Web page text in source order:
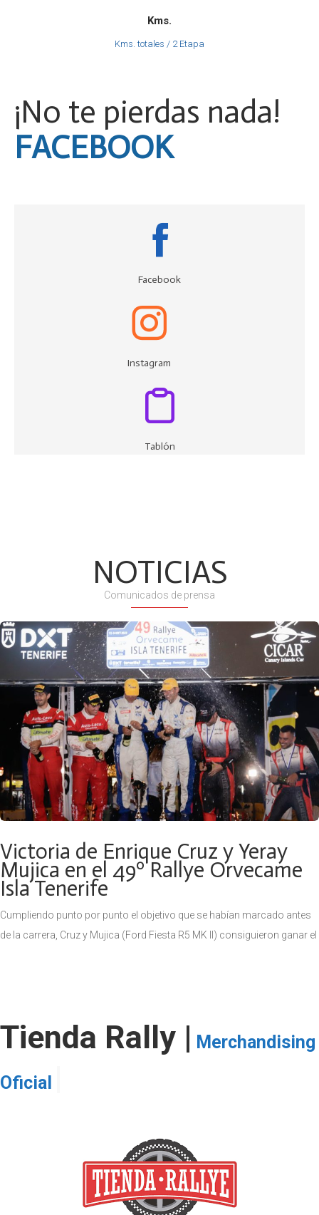
Kms.
Kms. totales / 2 Etapa
¡No te pierdas nada!
INSTAGRAM
Facebook
Instagram
Tablón
NOTICIAS
Comunicados de prensa
49º Rallye Orvecame Isla
Cruz-Mujica dominan a falta de
dos tramos para el final
Enrique Cruz y Yeray Mujica han ganado los siete tramos
hasta el momento y elevan su diferencia sustancialmente
Tienda Rally | Merchandising
Oficial